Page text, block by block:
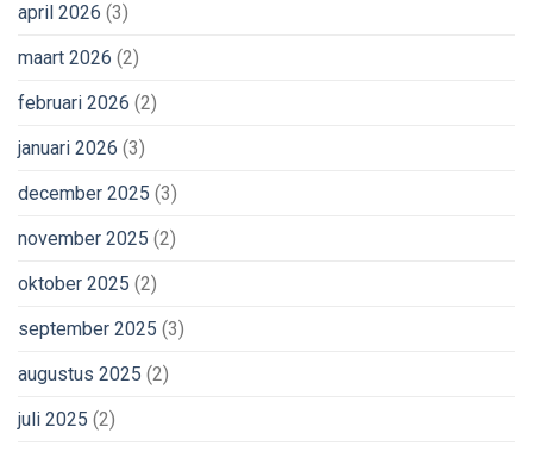
april 2026 (3)
maart 2026 (2)
februari 2026 (2)
januari 2026 (3)
december 2025 (3)
november 2025 (2)
oktober 2025 (2)
september 2025 (3)
augustus 2025 (2)
juli 2025 (2)